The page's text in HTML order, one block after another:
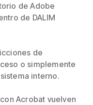
de Adobe
de DALIM
de
o simplemente
interno.
Acrobat vuelven